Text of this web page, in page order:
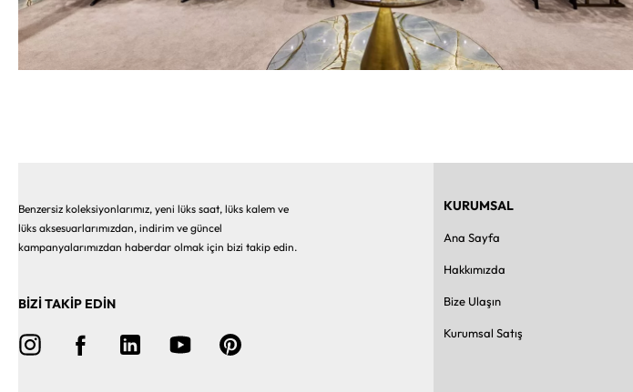
Benzersiz koleksiyonlarımız, yeni lüks saat, lüks kalem ve
lüks aksesuarlarımızdan, indirim ve güncel
kampanyalarımızdan haberdar olmak için bizi takip edin.
BİZİ TAKİP EDİN
KURUMSAL
Ana Sayfa
Hakkımızda
Bize Ulaşın
Kurumsal Satış